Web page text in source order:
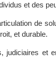
et des
de
et durable.
judiciaires et